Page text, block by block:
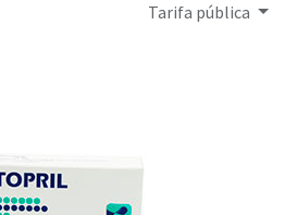
Tarifa pública